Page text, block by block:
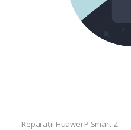
Reparații Huawei P Smart Z